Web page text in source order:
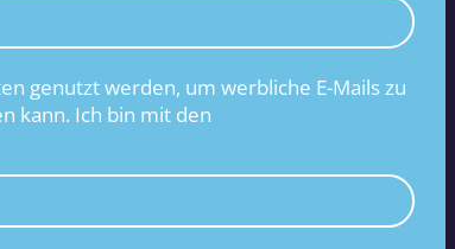
genutzt werden, um werbliche E-Mails zu
kann. Ich bin mit den